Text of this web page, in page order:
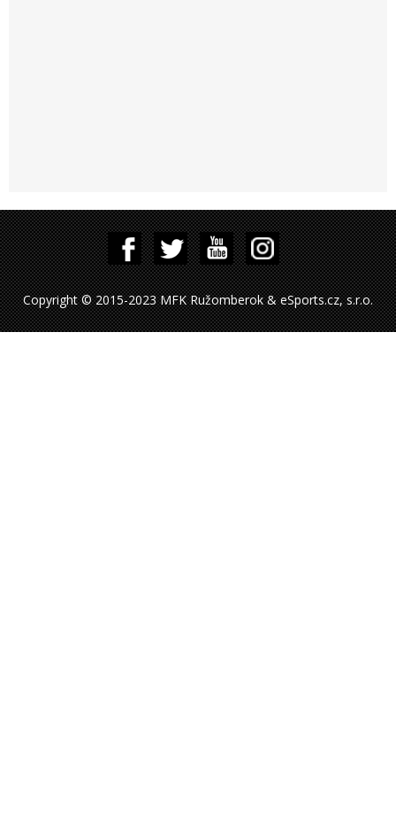
Copyright © 2015-2023 MFK Ružomberok & eSports.cz, s.r.o.